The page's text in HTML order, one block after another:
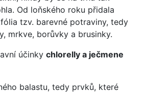
Od loňského roku přidala
tzv. barevné potraviny, tedy
mrkve, borůvky a brusinky.
účinky chlorelly a ječmene
balastu, tedy prvků, které